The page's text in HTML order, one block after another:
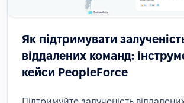
Як підтримувати
віддалених команд:
кейси PeopleForce